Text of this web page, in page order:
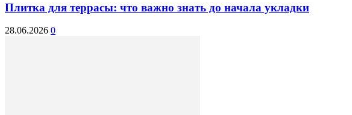
Плитка для террасы: что важно знать до начала укладки
28.06.2026 0